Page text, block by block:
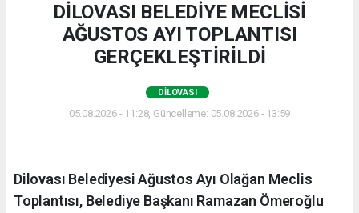
DİLOVASI BELEDİYE MECLİSİ
AĞUSTOS AYI TOPLANTISI
GERÇEKLEŞTİRİLDİ
DILOVASI
05.08.2026 - 11:28, Güncelleme: 05.08.2026 - 13:59
Dilovası Belediyesi Ağustos Ayı Olağan Meclis
Toplantısı, Belediye Başkanı Ramazan Ömeroğlu